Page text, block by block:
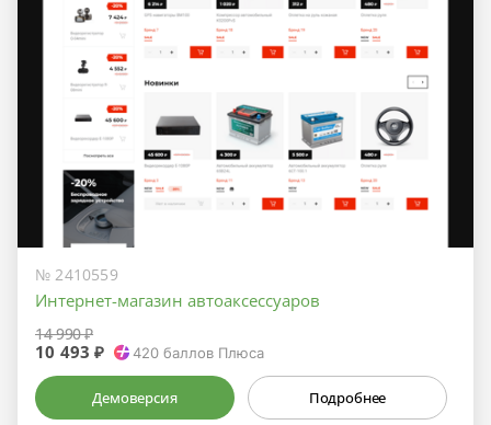
№ 2410559
Интернет-магазин автоаксессуаров
14 990 ₽
10 493 ₽ 420баллов Плюса
Демоверсия Подробнее